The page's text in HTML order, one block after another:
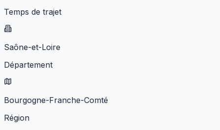
Temps de trajet
Saône-et-Loire
Département
Bourgogne-Franche-Comté
Région